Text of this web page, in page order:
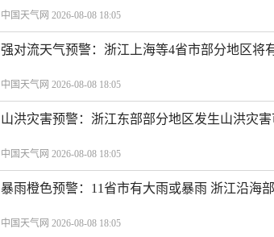
中国天气网 2026-08-08 18:05
强对流天气预警：浙江上海等4省市部分地区将
中国天气网 2026-08-08 18:05
山洪灾害预警：浙江东部部分地区发生山洪灾
中国天气网 2026-08-08 18:05
暴雨橙色预警：11省市有大雨或暴雨 浙江沿海
中国天气网 2026-08-08 18:05